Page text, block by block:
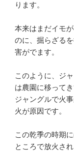
ります。
本来はまだイモ
のに、掘らざる
害がでます。
このように、ジ
は農園に移って
ジャングルで火
火が原因です。
この乾季の時期
ところで放火され